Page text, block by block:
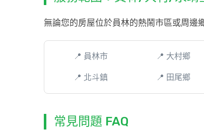
無論您的房屋位於員林的熱鬧市區或周邊
📍 員林市 📍 大村鄉
📍 北斗鎮 📍 田尾鄉
常見問題 FAQ